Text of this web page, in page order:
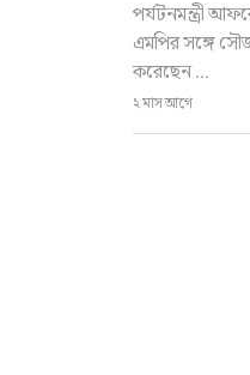
পর্যটনমন্ত্রী
এমপির সঙ্গে
করেছেন ...
২ মাস আগে